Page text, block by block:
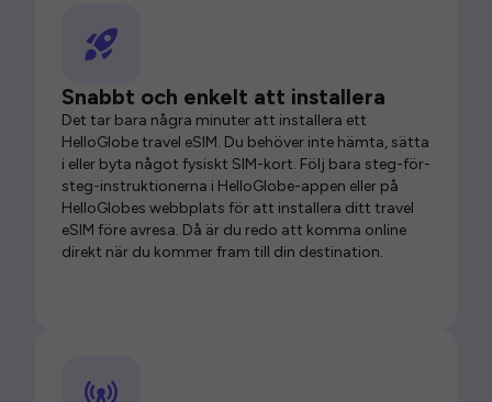
Snabbt och enkelt att installera
Det tar bara några minuter att installera ett
HelloGlobe travel eSIM. Du behöver inte hämta, sätta
i eller byta något fysiskt SIM-kort. Följ bara steg-för-
steg-instruktionerna i HelloGlobe-appen eller på
HelloGlobes webbplats för att installera ditt travel
eSIM före avresa. Då är du redo att komma online
direkt när du kommer fram till din destination.